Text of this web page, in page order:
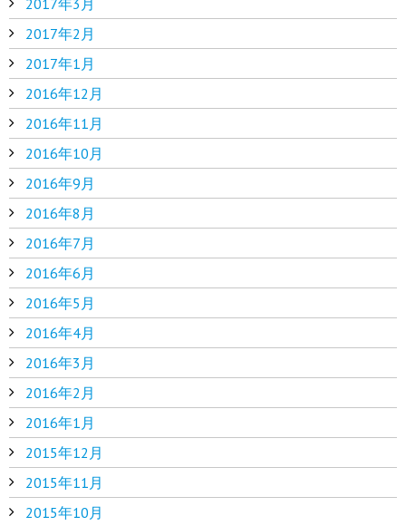
2017年2月
2017年1月
2016年12月
2016年11月
2016年10月
2016年9月
2016年8月
2016年7月
2016年6月
2016年5月
2016年4月
2016年3月
2016年2月
2016年1月
2015年12月
2015年11月
2015年10月